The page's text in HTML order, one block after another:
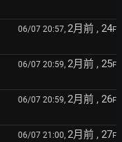
06/07 20:57, 2月前 , 24F
06/07 20:59, 2月前 , 25F
06/07 20:59, 2月前 , 26F
06/07 21:00, 2月前 , 27F